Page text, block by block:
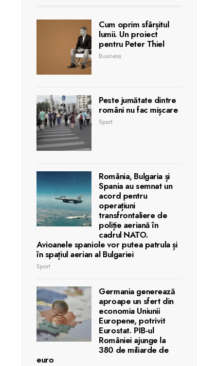
Cum oprim sfârșitul
lumii. Un proiect
pentru Peter Thiel
Business
Peste jumătate dintre
români nu fac mișcare
Sport
România, Bulgaria și
Spania au semnat un
acord pentru
operațiuni
transfrontaliere de
poliție aeriană în
cadrul NATO.
Avioanele spaniole vor putea patrula și
în spațiul aerian al Bulgariei
Sport
Germania generează
aproape un sfert din
economia Uniunii
Europene, potrivit
Eurostat. PIB-ul
României ajunge la
380 de miliarde de
euro